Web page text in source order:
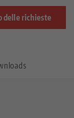
delle richieste